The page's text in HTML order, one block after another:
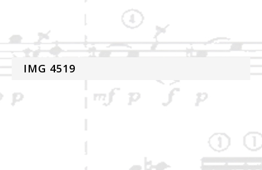
IMG 4519